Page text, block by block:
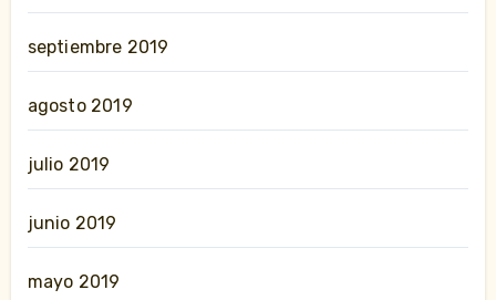
septiembre 2019
agosto 2019
julio 2019
junio 2019
mayo 2019